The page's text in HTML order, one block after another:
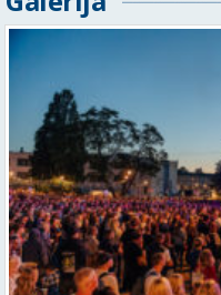
Darba veids: Darbinieka
vesela slodze Darbības
Līgums: Darbinieka amats uz
21 Kontaktpersona: CV ar
info@vtu-valmiera.lv vai
Vispārējā vidējā izglītība
padarītā) - Vienmēr laikā
atbalstošus kolēģus Lūgums CV sūtīt uz e- pastu:
SAIŅOŠANAS OPERATORS
Darba vietas adrese:
Valmieras nov. Slodze: Viena
Pieteikto vietu skaits: 2
datums: 2026-08-17